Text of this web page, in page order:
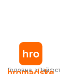
Головна
Бойовики з